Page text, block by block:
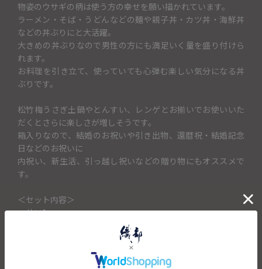
物姿のウサギの柄は使う方の幸せを願い描かれています。
ラーメン・そば・うどんなどの麺や親子丼・カツ丼・海鮮丼
などの丼ぶりにと大活躍。
大きめの丼ぶりなので男性の方にも満足いく量を盛り付けら
れます。
お料理を引き立て、使っていても心弾む楽しい気分になる丼
ぶりです。
松竹梅うさぎ土鍋やとんすい、レンゲとお揃いでお使いいた
だくとさらに楽しさが増しそうです。
箱入りなので、結婚のお祝いや引き出物、還暦祝・結婚記念
日などのお祝いに
内祝い、新生活、引っ越し祝いなどの贈り物にもオススメで
す。
＜セット内容＞
・丼×1
丼の側面に記載するお名前を「丼に入れるお名前（3文字ま